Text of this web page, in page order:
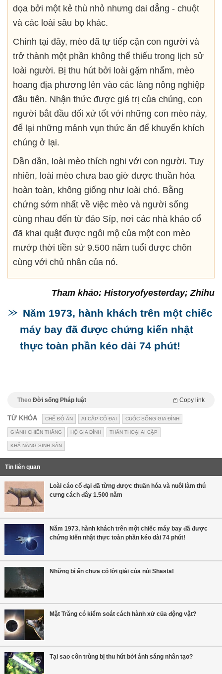
dọa bởi một kẻ thù nhỏ nhưng dai dẳng - chuột
và các loài sâu bọ khác.
Chính tại đây, mèo đã tự tiếp cận con người và
trở thành một phần không thể thiếu trong lịch sử
loài người. Bị thu hút bởi loài gặm nhấm, mèo
hoang địa phương lẻn vào các làng nông nghiệp
đầu tiên. Nhận thức được giá trị của chúng, con
người bắt đầu đối xử tốt với những con mèo này,
để lại những mảnh vụn thức ăn để khuyến khích
chúng ở lại.
Dần dần, loài mèo thích nghi với con người. Tuy
nhiên, loài mèo chưa bao giờ được thuần hóa
hoàn toàn, không giống như loài chó. Bằng
chứng sớm nhất về việc mèo và người sống
cùng nhau đến từ đảo Síp, nơi các nhà khảo cổ
đã khai quật được ngôi mộ của một con mèo
mướp thời tiền sử 9.500 năm tuổi được chôn
cùng với chủ nhân của nó.
Tham khảo: Historyofyesterday; Zhihu
Năm 1973, hành khách trên một chiếc
máy bay đã được chứng kiến nhật
thực toàn phần kéo dài 74 phút!
Theo Đời sống Pháp luật Copy link
TỪ KHÓA CHẾ ĐỘ ĂN AI CẬP CỔ ĐẠI CUỘC SỐNG GIA ĐÌNH
GIÀNH CHIẾN THẮNG HỘ GIA ĐÌNH THẦN THOẠI AI CẬP
KHẢ NĂNG SINH SẢN
Tin liên quan
Loài cáo cổ đại đã từng được thuần hóa và nuôi làm thú
cưng cách đây 1.500 năm
Năm 1973, hành khách trên một chiếc máy bay đã được
chứng kiến ​​nhật thực toàn phần kéo dài 74 phút!
Những bí ẩn chưa có lời giải của núi Shasta!
Mặt Trăng có kiểm soát cách hành xử của động vật?
Tại sao côn trùng bị thu hút bởi ánh sáng nhân tạo?